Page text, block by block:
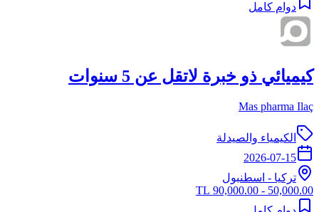
دوام كامل
كيميائي ذو خبرة لاتقل عن 5 سنوات
Mas pharma Ilaç
الكيمياء والصيدلة
2026-07-15
تركيا - اسطنبول
50,000.00 - 90,000.00 TL